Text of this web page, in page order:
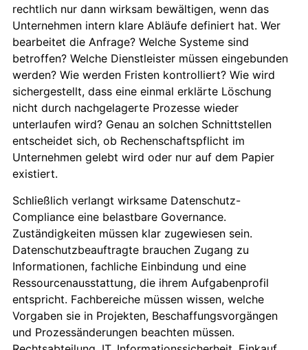
rechtlich nur dann wirksam bewältigen, wenn das
Unternehmen intern klare Abläufe definiert hat. Wer
bearbeitet die Anfrage? Welche Systeme sind
betroffen? Welche Dienstleister müssen eingebunden
werden? Wie werden Fristen kontrolliert? Wie wird
sichergestellt, dass eine einmal erklärte Löschung
nicht durch nachgelagerte Prozesse wieder
unterlaufen wird? Genau an solchen Schnittstellen
entscheidet sich, ob Rechenschaftspflicht im
Unternehmen gelebt wird oder nur auf dem Papier
existiert.
Schließlich verlangt wirksame Datenschutz-
Compliance eine belastbare Governance.
Zuständigkeiten müssen klar zugewiesen sein.
Datenschutzbeauftragte brauchen Zugang zu
Informationen, fachliche Einbindung und eine
Ressourcenausstattung, die ihrem Aufgabenprofil
entspricht. Fachbereiche müssen wissen, welche
Vorgaben sie in Projekten, Beschaffungsvorgängen
und Prozessänderungen beachten müssen.